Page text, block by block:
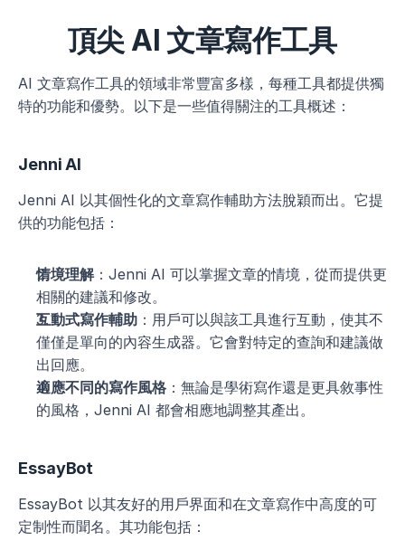
頂尖 AI 文章寫作工具
AI 文章寫作工具的領域非常豐富多樣，每種工具都提供獨
特的功能和優勢。以下是一些值得關注的工具概述：
Jenni AI
Jenni AI 以其個性化的文章寫作輔助方法脫穎而出。它提
供的功能包括：
情境理解：Jenni AI 可以掌握文章的情境，從而提供更
相關的建議和修改。
互動式寫作輔助 ：用戶可以與該工具進行互動，使其不
僅僅是單向的內容生成器。它會對特定的查詢和建議做
出回應。
適應不同的寫作風格 ：無論是學術寫作還是更具敘事性
的風格，Jenni AI 都會相應地調整其產出。
EssayBot
EssayBot 以其友好的用戶界面和在文章寫作中高度的可
定制性而聞名。其功能包括：